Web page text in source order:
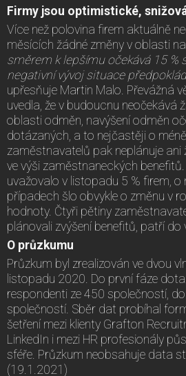
Firmy jsou optimistické,
Více než polovina firem aktuálně
měsících žádné změny v oblasti
směrem k lepšímu očekává 15 %
negativní vývoj situace
upřesňuje Martin Malo. Převážná
uvedla, že v budoucnu neočekává
oblasti odměn, navýšení odměn
dotázaných, a to nejčastěji o
zaměstnavatelů pak neplánuje ani
ve výši zaměstnaneckých
uvažovalo v listopadu 5 % firem, o
případech šlo obvykle o změnu v
hodnoty. Čtyři pětiny
plánovali zvýšení benefitů, patří do
O průzkumu
Průzkum byl zrealizován ve dvou
listopadu 2020. Do první fáze
respondenti ze 450 společností,
společností. Sběr dat probíhal
šetření mezi klienty Grafton
LinkedIn i mezi HR profesionály
sféře. Průzkum neobsahuje data
(19.1.2021)